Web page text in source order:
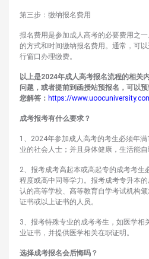
第三步：缴纳报名费用
报名费用是参加成人高考的必要费用之
的方式和时间缴纳报名费用。通常，可
行窗口办理缴费。
以上是2024年成人高考报名流程的相关
问题，或者提前到函授站预报名，可以
您解答： https://
成考报考有什么要求？
1、2024年参加成人高考的考生必须年
业的社会人士；并且身体健康，生活能自
2、报考成考高起本或高起专的成考考生
程度或高中同等学力。报考成考专升本
认的高等学校、高等教育自学考试机构
证书或以上证书的人员。
3、报考特殊专业的成考考生，如医学相
业证书，并提供医学相关在职证明。
选择成考报名会后悔吗？